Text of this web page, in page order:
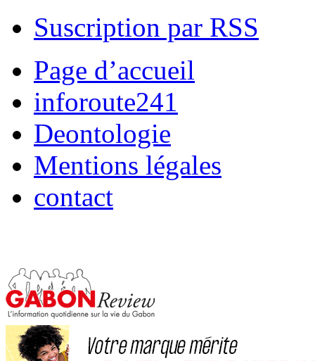
Suscription par RSS
Page d’accueil
inforoute241
Deontologie
Mentions légales
contact